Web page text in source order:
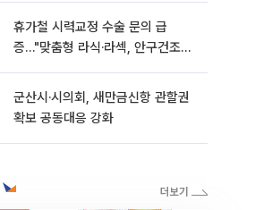
휴가철 시력교정 수술 문의 급
증…"맞춤형 라식·라섹, 안구건조증
군산시·시의회, 새만금신항 관할권
확보 공동대응 강화